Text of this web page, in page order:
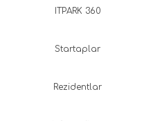
ITPARK 360
Startaplar
Rezidentlar